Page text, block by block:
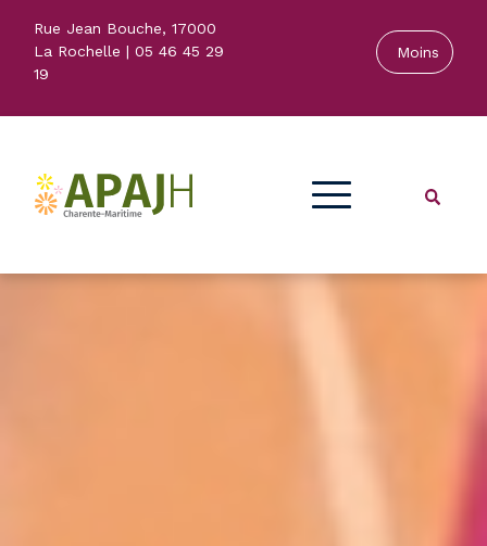
content
Rue Jean Bouche, 17000
La Rochelle | 05 46 45 29
19
APAJH 17
Association pour Adultes et